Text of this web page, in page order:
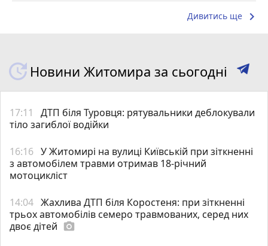
Дивитись ще keyboard_arrow_right
Новини Житомира за сьогодні
17:11
ДТП біля Туровця: рятувальники деблокували
тіло загиблої водійки
16:16 У Житомирі на вулиці Київській при зіткненні
з автомобілем травми отримав 18-річний
мотоцикліст
14:04 Жахлива ДТП біля Коростеня: при зіткненні
трьох автомобілів семеро травмованих, серед них
двоє дітей photo_camera